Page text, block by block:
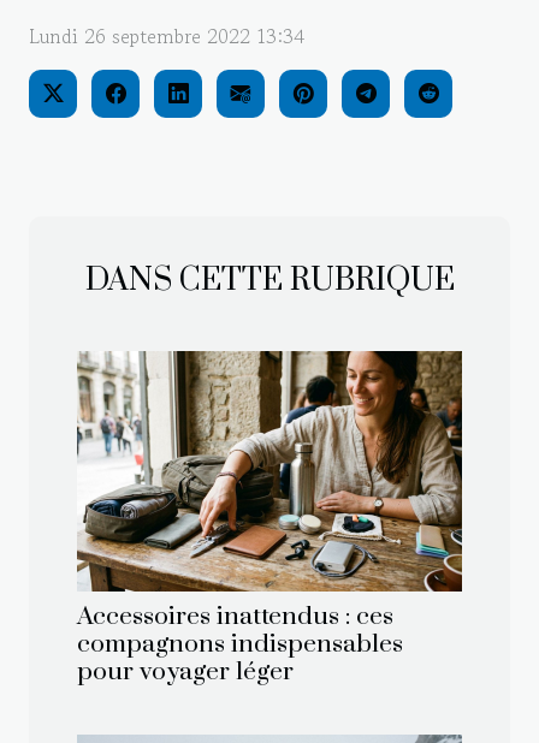
Lundi 26 septembre 2022 13:34
DANS CETTE RUBRIQUE
Accessoires inattendus : ces
compagnons indispensables
pour voyager léger